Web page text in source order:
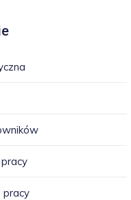
pracy